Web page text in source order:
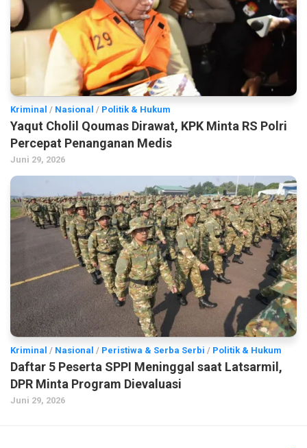
Kriminal / Nasional / Politik & Hukum
Yaqut Cholil Qoumas Dirawat, KPK Minta RS Polri
Percepat Penanganan Medis
Juni 29, 2026
Kriminal / Nasional / Peristiwa & Serba Serbi / Politik & Hukum
Daftar 5 Peserta SPPI Meninggal saat Latsarmil,
DPR Minta Program Dievaluasi
Juni 29, 2026